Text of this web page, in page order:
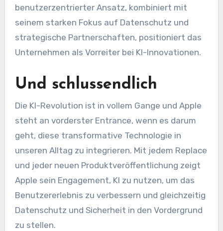
benutzerzentrierter Ansatz, kombiniert mit
seinem starken Fokus auf Datenschutz und
strategische Partnerschaften, positioniert das
Unternehmen als Vorreiter bei KI-Innovationen.
Und schlussendlich
Die KI-Revolution ist in vollem Gange und Apple
steht an vorderster Entrance, wenn es darum
geht, diese transformative Technologie in
unseren Alltag zu integrieren. Mit jedem Replace
und jeder neuen Produktveröffentlichung zeigt
Apple sein Engagement, KI zu nutzen, um das
Benutzererlebnis zu verbessern und gleichzeitig
Datenschutz und Sicherheit in den Vordergrund
zu stellen.